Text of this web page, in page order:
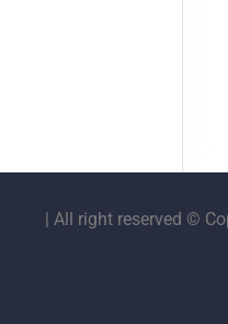
All right reserved ©
|